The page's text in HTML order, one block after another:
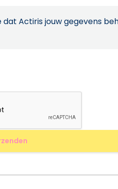
Actiris jouw gegevens